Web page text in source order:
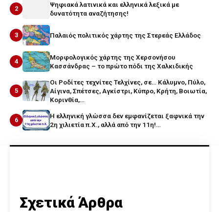
2
Ψηφιακά λατινικά και ελληνικά λεξικά με
δυνατότητα αναζήτησης!
3 Παλαιός πολιτικός χάρτης της Στερεάς Ελλάδος
4
Μορφολογικός χάρτης της Χερσονήσου
Κασσάνδρας – το πρώτο πόδι της Χαλκιδικής
5
Οι Ροδίτες τεχνίτες Τελχίνες, σε… Κάλυμνο, Πύλο,
Αίγινα, Σπέτσες, Αγκίστρι, Κύπρο, Κρήτη, Βοιωτία,
Κορινθία,…
6
Η ελληνική γλώσσα δεν εμφανίζεται ξαφνικά την
2η χιλιετία π.Χ., αλλά από την 11η!…
Σχετικά Άρθρα